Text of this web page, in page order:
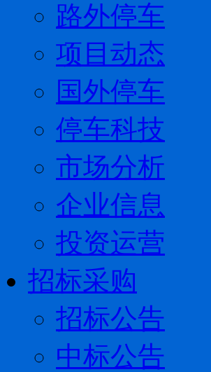
路外停车
项目动态
国外停车
停车科技
市场分析
企业信息
投资运营
招标采购
招标公告
中标公告